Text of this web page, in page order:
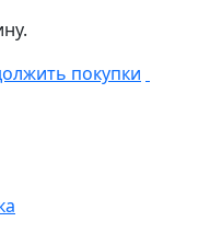
покупки